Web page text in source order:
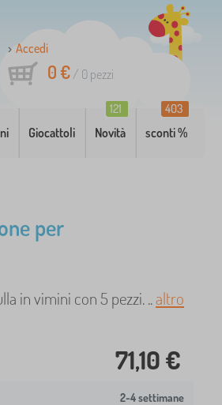
Accedi
0 €/ 0 pezzi
Giocattoli Novità
121
sconti %
403
per
in vimini con 5 pezzi. ..altro
71,10 €
2-4 settimane